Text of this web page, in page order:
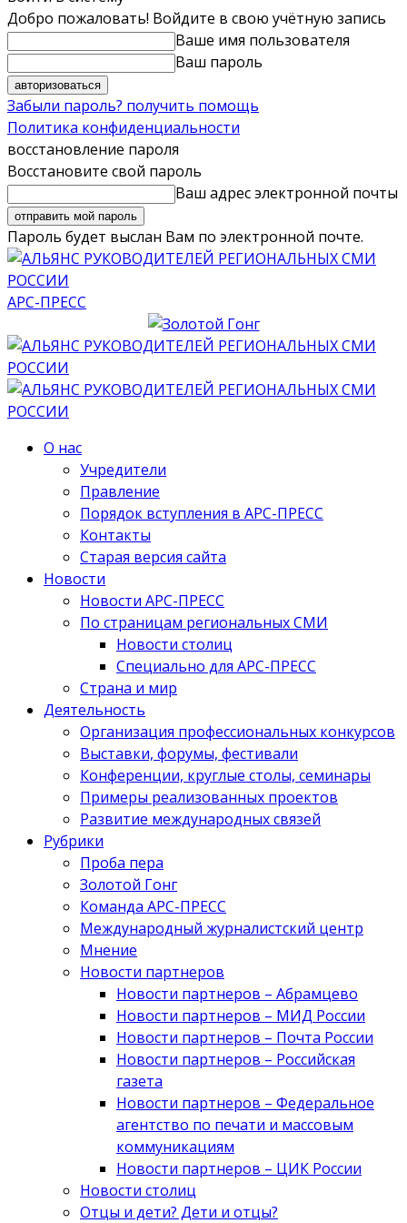
Добро пожаловать! Войдите в свою учётную запись
Ваше имя пользователя
Ваш пароль
Забыли пароль? получить помощь
Политика конфиденциальности
восстановление пароля
Восстановите свой пароль
Ваш адрес электронной почты
Пароль будет выслан Вам по электронной почте.
АРС-ПРЕСС
О нас
Учредители
Правление
Порядок вступления в АРС-ПРЕСС
Контакты
Старая версия сайта
Новости
Новости АРС-ПРЕСС
По страницам региональных СМИ
Новости столиц
Специально для АРС-ПРЕСС
Страна и мир
Деятельность
Организация профессиональных конкурсов
Выставки, форумы, фестивали
Конференции, круглые столы, семинары
Примеры реализованных проектов
Развитие международных связей
Рубрики
Проба пера
Золотой Гонг
Команда АРС-ПРЕСС
Международный журналистский центр
Мнение
Новости партнеров
Новости партнеров – Абрамцево
Новости партнеров – МИД России
Новости партнеров – Почта России
Новости партнеров – Российская
газета
Новости партнеров – Федеральное
агентство по печати и массовым
коммуникациям
Новости партнеров – ЦИК России
Новости столиц
Отцы и дети? Дети и отцы?